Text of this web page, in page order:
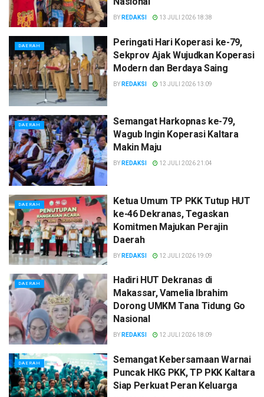
BY REDAKSI 13 JULI 2026 18:38
DAERAH
Peringati Hari Koperasi ke-79,
Sekprov Ajak Wujudkan Koperasi
Modern dan Berdaya Saing
BY REDAKSI 13 JULI 2026 13:09
DAERAH
Semangat Harkopnas ke-79,
Wagub Ingin Koperasi Kaltara
Makin Maju
BY REDAKSI 12 JULI 2026 21:04
DAERAH
Ketua Umum TP PKK Tutup HUT
ke-46 Dekranas, Tegaskan
Komitmen Majukan Perajin
Daerah
BY REDAKSI 12 JULI 2026 19:09
DAERAH
Hadiri HUT Dekranas di
Makassar, Vamelia Ibrahim
Dorong UMKM Tana Tidung Go
Nasional
BY REDAKSI 12 JULI 2026 18:09
DAERAH
Semangat Kebersamaan Warnai
Puncak HKG PKK, TP PKK Kaltara
Siap Perkuat Peran Keluarga